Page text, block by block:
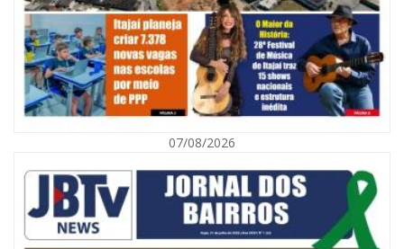
Navegantes celebra 64 anos com shows nacionais de Ferrugem, Banda
Morada e Chiquito & Bordoneio
ITAJAÍ
07/08/2026